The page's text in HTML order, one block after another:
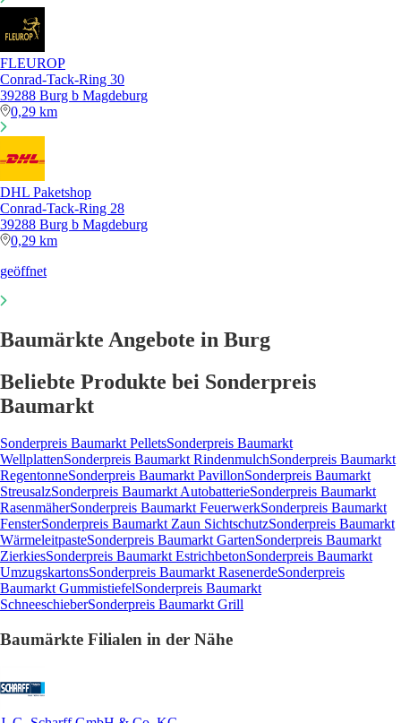
FLEUROP
Conrad-Tack-Ring 30
39288 Burg b Magdeburg
0,29 km
DHL Paketshop
Conrad-Tack-Ring 28
39288 Burg b Magdeburg
0,29 km
geöffnet
Baumärkte Angebote in Burg
Beliebte Produkte bei Sonderpreis
Baumarkt
Sonderpreis Baumarkt PelletsSonderpreis Baumarkt
WellplattenSonderpreis Baumarkt RindenmulchSonderpreis Baumarkt
RegentonneSonderpreis Baumarkt PavillonSonderpreis Baumarkt
StreusalzSonderpreis Baumarkt AutobatterieSonderpreis Baumarkt
RasenmäherSonderpreis Baumarkt FeuerwerkSonderpreis Baumarkt
FensterSonderpreis Baumarkt Zaun SichtschutzSonderpreis Baumarkt
WärmeleitpasteSonderpreis Baumarkt GartenSonderpreis Baumarkt
ZierkiesSonderpreis Baumarkt EstrichbetonSonderpreis Baumarkt
UmzugskartonsSonderpreis Baumarkt RasenerdeSonderpreis
Baumarkt GummistiefelSonderpreis Baumarkt
SchneeschieberSonderpreis Baumarkt Grill
Baumärkte Filialen in der Nähe